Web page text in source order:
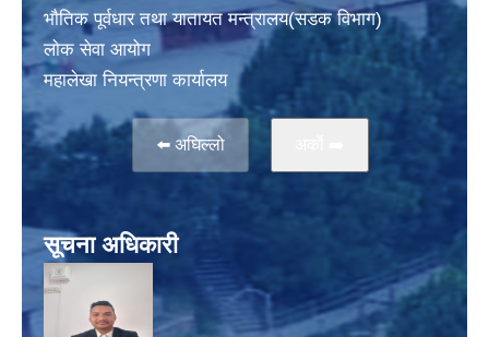
भाैतिक पूर्वधार तथा यातायत मन्त्रालय(सडक विभाग)
लाेक सेवा आयोग
महालेखा नियन्त्रणा कार्यालय
⬅️ अघिल्लो
सूचना अधिकारी